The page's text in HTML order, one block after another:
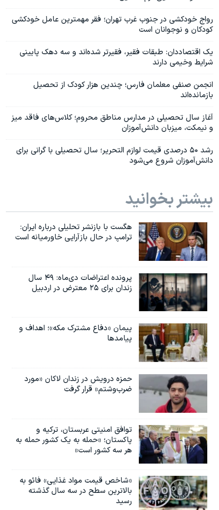
رواج خودکشی در جنوب غرب تهران؛ فقر مهمترین عامل خودکشی
کودکان و نوجوانان است
یک اقتصاددان: طبقات فقیر، فقیرتر شده‌اند و سه دهک پایینی
شرایط وخیمی دارند
انجمن صنفی معلمان فارس؛ چندین هزار کودک از تحصیل
بازمانده‌اند
آغاز سال تحصیلی در مدارس مناطق محروم؛ کلاس‌های فاقد میز
و نیمکت، میزبان دانش‌آموزان
رشد ۵۰ درصدی قیمت لوازم التحریر؛ سال تحصیلی با گرانی برای
دانش‌آموزان شروع می‌شود
بیشتر بخوانید
هگست با بازنشر تحلیلی درباره ایران:
ترامپ در حال بازآرایی خاورمیانه است
پرونده اعتراضات دی‌ماه: ۴۹ سال
زندان برای ۲۵ معترض در اردبیل
پیمان «دفاع مشترک مکه»؛ اهداف و
پیامدها
حمزه درویش در زندان لاکان «مورد
ضرب‌وشتم» قرار گرفت
توافق امنیتی عربستان، ترکیه و
پاکستان؛ «حمله به یک کشور حمله به
هر سه کشور است»
«شاخص قیمت مواد غذایی» فائو به
بالاترین سطح در سه سال گذشته
رسید